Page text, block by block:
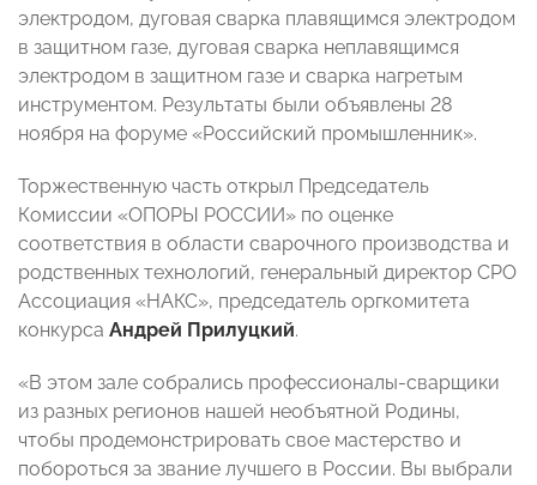
электродом, дуговая сварка плавящимся электродом
в защитном газе, дуговая сварка неплавящимся
электродом в защитном газе и сварка нагретым
инструментом. Результаты были объявлены 28
ноября на форуме «Российский промышленник».
Торжественную часть открыл Председатель
Комиссии «ОПОРЫ РОССИИ» по оценке
соответствия в области сварочного производства и
родственных технологий, генеральный директор СРО
Ассоциация «НАКС», председатель оргкомитета
конкурса Андрей Прилуцкий.
«В этом зале собрались профессионалы-сварщики
из разных регионов нашей необъятной Родины,
чтобы продемонстрировать свое мастерство и
побороться за звание лучшего в России. Вы выбрали